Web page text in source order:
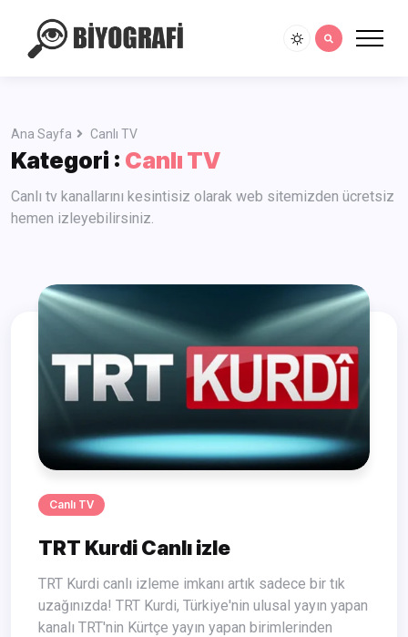
Ana Sayfa Canlı TV
Kategori : Canlı TV
Canlı tv kanallarını kesintisiz olarak web sitemizden ücretsiz
hemen izleyebilirsiniz.
Canlı TV
TRT Kurdi Canlı izle
TRT Kurdi canlı izleme imkanı artık sadece bir tık
uzağınızda! TRT Kurdi, Türkiye'nin ulusal yayın yapan
kanalı TRT'nin Kürtçe yayın yapan birimlerinden